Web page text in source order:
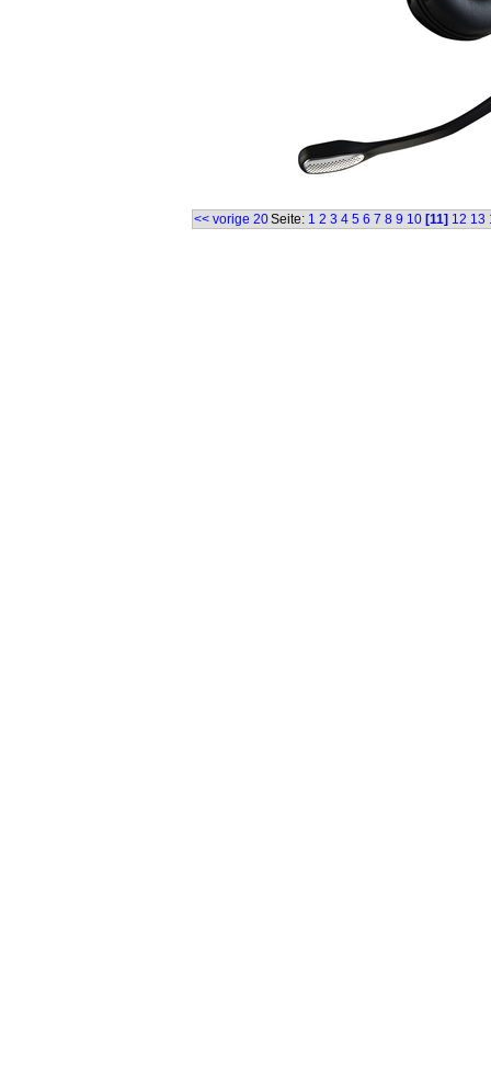
<< vorige 20Seite: 1 2 3 4 5 6 7 8 9 10 [11] 12 13